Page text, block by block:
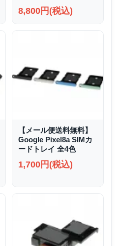
8,800円(税込)
【メール便送料無料】
Google Pixel8a SIMカ
ードトレイ 全4色
1,700円(税込)